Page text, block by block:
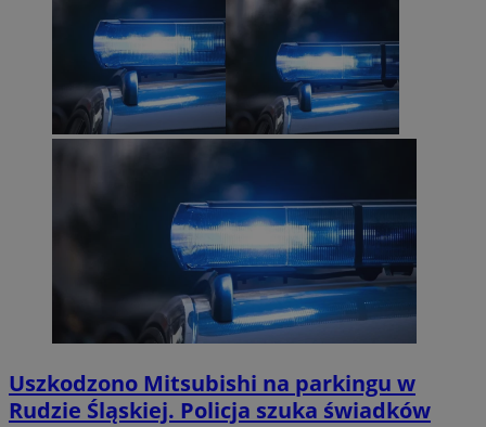
Uszkodzono Mitsubishi na parkingu w
Rudzie Śląskiej. Policja szuka świadków